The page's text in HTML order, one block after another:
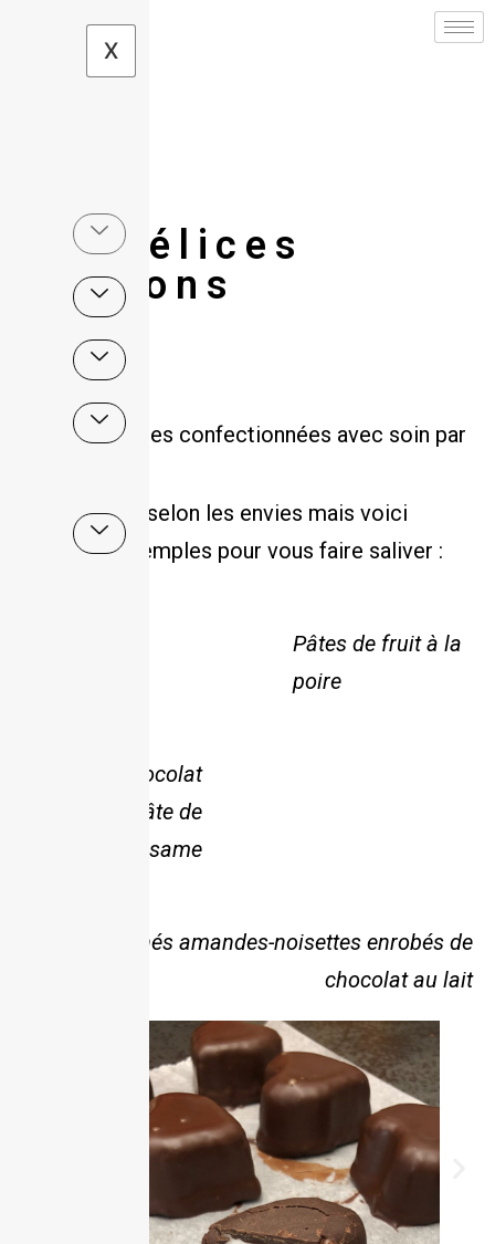
X
Les délices
gloutons
Des confiseries confectionnées avec soin par
Elles varient selon les envies mais voici
quelques exemples pour vous faire saliver :
Pâtes de fruit à la
poire
Bonbons chocolat
à la pâte de
sésame
Pralinés amandes-noisettes enrobés de
chocolat au lait